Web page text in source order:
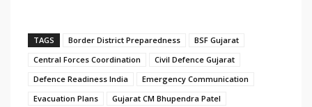
TAGS Border District Preparedness
BSF Gujarat
Central Forces Coordination
Civil Defence Gujarat
Defence Readiness India
Emergency Communication
Evacuation Plans
Gujarat CM Bhupendra Patel